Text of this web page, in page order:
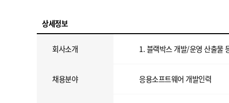
상세정보
회사소개 1. 블랙박스 개발/운영 산출물
채용분야 응용소프트웨어 개발인력